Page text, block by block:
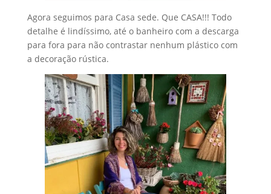
Agora seguimos para Casa sede. Que CASA!!! Todo
detalhe é lindíssimo, até o banheiro com a descarga
para fora para não contrastar nenhum plástico com
a decoração rústica.